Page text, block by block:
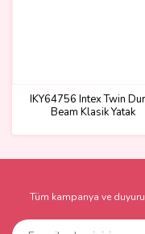
IKY64756 Intex Twin
Beam Klasik Yatak
Tüm kampanya ve